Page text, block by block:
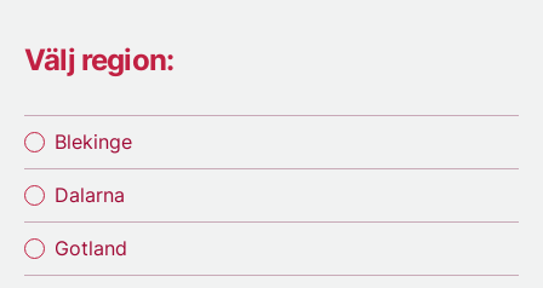
Välj region:
Blekinge
Dalarna
Gotland